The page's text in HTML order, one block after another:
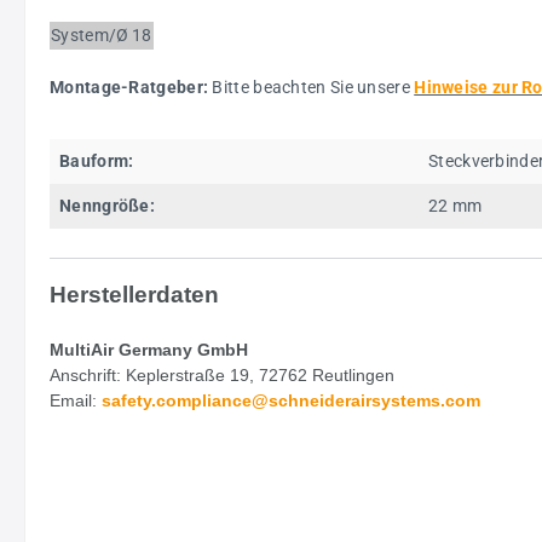
System/Ø 18
Montage-Ratgeber: Bitte beachten Sie unsereHinweise zur
Bauform:
Nenngröße: 22 mm
Herstellerdaten
MultiAir Germany GmbH
Anschrift: Keplerstraße 19, 72762 Reutlingen
Email: safety.compliance@schneiderairsystems.com